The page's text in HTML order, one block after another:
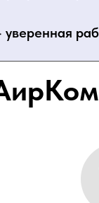
уверенная